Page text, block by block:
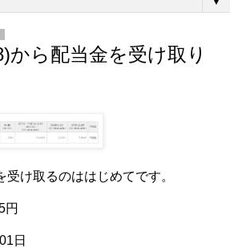
から配当金を受け取り
け取るのははじめてです。
円
日